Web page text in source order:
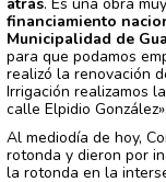
financiamiento
Municipalidad de
para que podamos
realizó la renovación
Irrigación realizamos
calle Elpidio González».
Al mediodía de hoy,
rotonda y dieron por
la rotonda en la